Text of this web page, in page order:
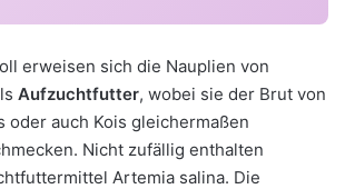
erweisen sich die Nauplien von
Aufzuchtfutter, wobei sie der Brut von
oder auch Kois gleichermaßen
Nicht zufällig enthalten
Artemia salina. Die